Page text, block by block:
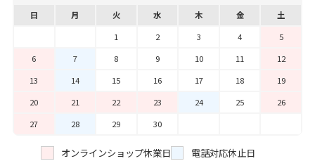
日 月 火 水 木 金
土
1
2 3 4
5
6
7 8 9 10 11
12
13
14 15 16 17 18
19
20
21 22 23 24 25
26
27
28 29 30
オンラインショップ休業日 電話対応休止日